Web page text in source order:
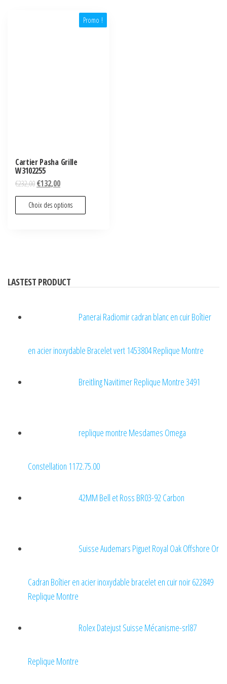
Promo !
Cartier Pasha Grille
W3102255
€232,00€132,00
Choix des options
LASTEST PRODUCT
Panerai Radiomir cadran blanc en cuir Boîtier
en acier inoxydable Bracelet vert 1453804 Replique Montre
Breitling Navitimer Replique Montre 3491
replique montre Mesdames Omega
Constellation 1172.75.00
42MM Bell et Ross BR03-92 Carbon
Suisse Audemars Piguet Royal Oak Offshore Or
Cadran Boîtier en acier inoxydable bracelet en cuir noir 622849
Replique Montre
Rolex Datejust Suisse Mécanisme-srl87
Replique Montre